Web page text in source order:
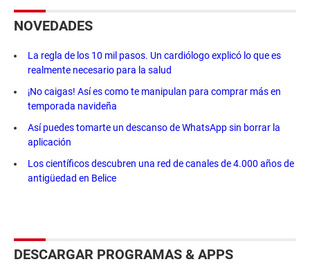
NOVEDADES
La regla de los 10 mil pasos. Un cardiólogo explicó lo que es
realmente necesario para la salud
¡No caigas! Así es como te manipulan para comprar más en
temporada navideña
Así puedes tomarte un descanso de WhatsApp sin borrar la
aplicación
Los científicos descubren una red de canales de 4.000 años de
antigüedad en Belice
DESCARGAR PROGRAMAS & APPS